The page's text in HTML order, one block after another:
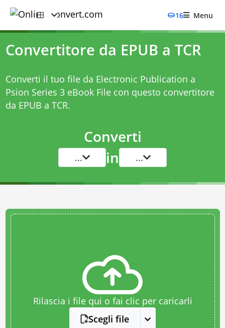
16 Menu
Convertitore da EPUB a TCR
Converti il tuo file da Electronic Publication a
Psion Series 3 eBook File con questo convertitore
da EPUB a TCR.
Converti
... in ...
Rilascia i file qui o fai clic per caricarli
Scegli file